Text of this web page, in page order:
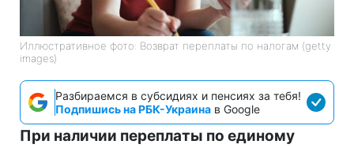
Иллюстративное фото: Возврат переплаты по налогам (getty
images)
Разбираемся в субсидиях и пенсиях за тебя!
Подпишись на РБК-Украина в Google
При наличии переплаты по единому